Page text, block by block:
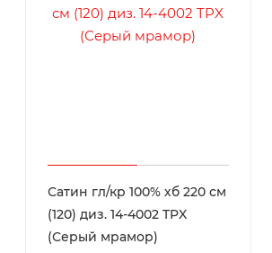
Сатин гл/кр 100% хб 220 см
(120) диз. 14-4002 TPX
(Серый мрамор)